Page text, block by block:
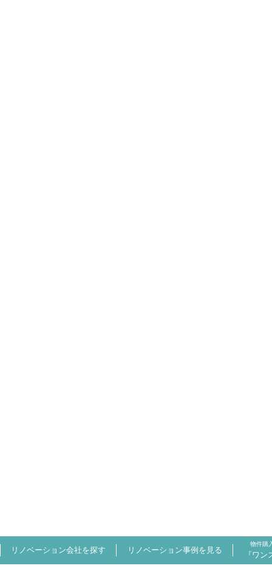
リノベーション会社を探す リノベーション事例を見る
物件購
『ワ